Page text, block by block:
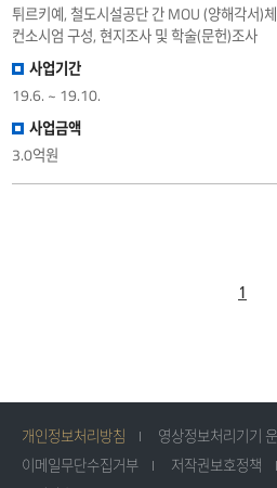
튀르키예, 철도시설공단 간 MOU (양해각서)
컨소시엄 구성, 현지조사 및 학술(문헌)조사
사업기간
19.6. ~ 19.10.
사업금액
3.0억원
1
개인정보처리방침
영상정보처리기기
이메일무단수집거부
저작권보호정책